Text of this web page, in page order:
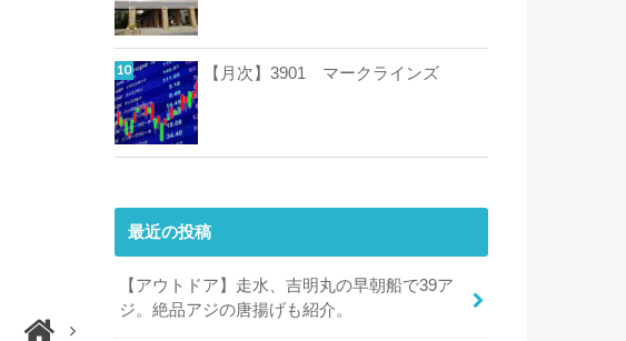
【月次】3901 マークラインズ
最近の投稿
【アウトドア】走水、吉明丸の早朝船で39ア
ジ。絶品アジの唐揚げも紹介。